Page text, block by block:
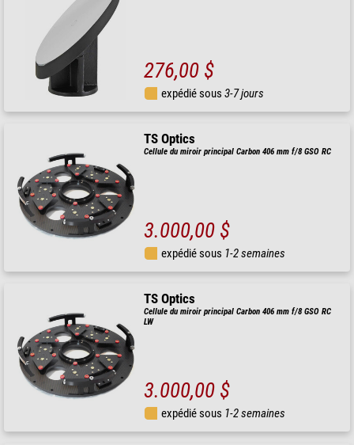
276,00 $
expédié sous3-7 jours
TS Optics
Cellule du miroir principal Carbon 406 mm f/8 GSO RC
3.000,00 $
expédié sous 1-2 semaines
TS Optics
Cellule du miroir principal Carbon 406 mm f/8 GSO RC
LW
3.000,00 $
expédié sous 1-2 semaines